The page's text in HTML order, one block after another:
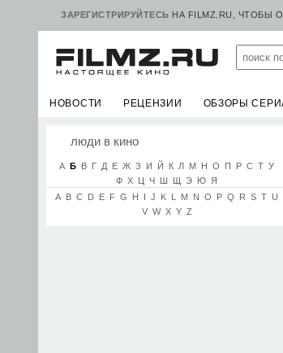
ЗАРЕГИСТРИРУЙТЕСЬ НА FILMZ.RU,
НОВОСТИ РЕЦЕНЗИИ ОБЗОРЫ
люди в кино
А Б В Г Д Е Ж З И Й К Л М Н О П Р С Т У
Ф Х Ц Ч Ш Щ Э Ю Я
A B C D E F G H I J K L M N O P Q R S T U
V W X Y Z